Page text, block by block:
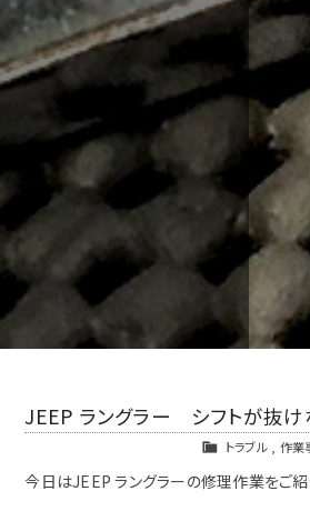
JEEP ラングラー シフトが抜け
トラブル, 作業
今日はJEEP ラングラーの修理作業をご紹